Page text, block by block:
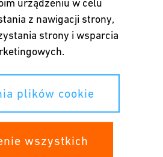
poniżej, jakie możliwości
urządzeniu w celu
z nawigacji strony,
strony i wsparcia
plików cookie
wszystkich